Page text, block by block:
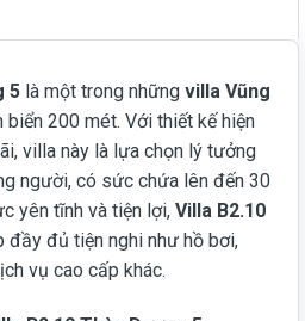
5 là một trong những villa Vũng
biển 200 mét. Với thiết kế hiện
villa này là lựa chọn lý tưởng
người, có sức chứa lên đến 30
yên tĩnh và tiện lợi, Villa B2.10
đầy đủ tiện nghi như hồ bơi,
vụ cao cấp khác.